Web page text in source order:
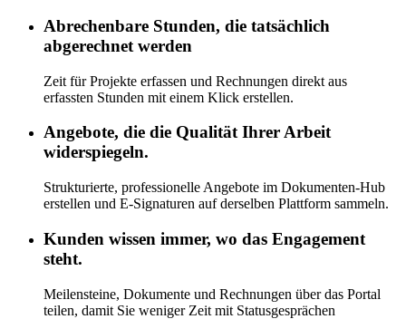
Abrechenbare Stunden, die tatsächlich
abgerechnet werden
Zeit für Projekte erfassen und Rechnungen direkt aus
erfassten Stunden mit einem Klick erstellen.
Angebote, die die Qualität Ihrer Arbeit
widerspiegeln.
Strukturierte, professionelle Angebote im Dokumenten-Hub
erstellen und E-Signaturen auf derselben Plattform sammeln.
Kunden wissen immer, wo das Engagement
steht.
Meilensteine, Dokumente und Rechnungen über das Portal
teilen, damit Sie weniger Zeit mit Statusgesprächen